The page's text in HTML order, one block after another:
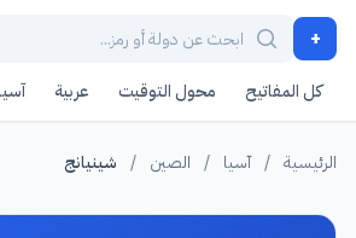
+
كل المفاتيح محول التوقيت عربية
الرئيسية / آسيا / الصين / شينيانج